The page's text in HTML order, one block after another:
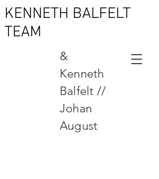
KENNETH BALFELT
TEAM
&
Kenneth
Balfelt //
Johan
August